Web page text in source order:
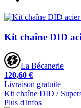
Kit chaîne DID
La Bécanerie
120,60 €
Livraison gratuite
Kit chaîne DID /
Plus d'infos